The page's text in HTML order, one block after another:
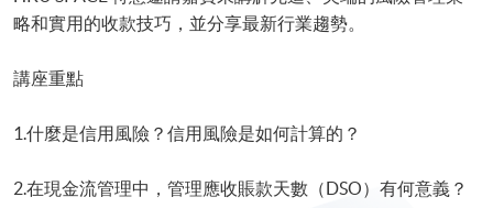
略和實用的收款技巧，並分享最新行業趨勢。
講座重點
1.什麼是信用風險？信用風險是如何計算的？
2.在現金流管理中，管理應收賬款天數（DSO）有何意義？